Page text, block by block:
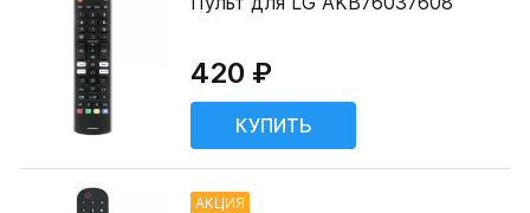
420 ₽
АКЦИЯ